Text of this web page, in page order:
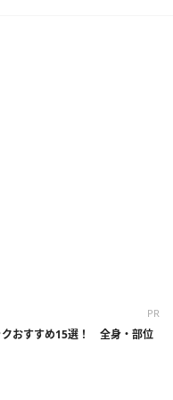
PR
クおすすめ15選！ 全身・部位